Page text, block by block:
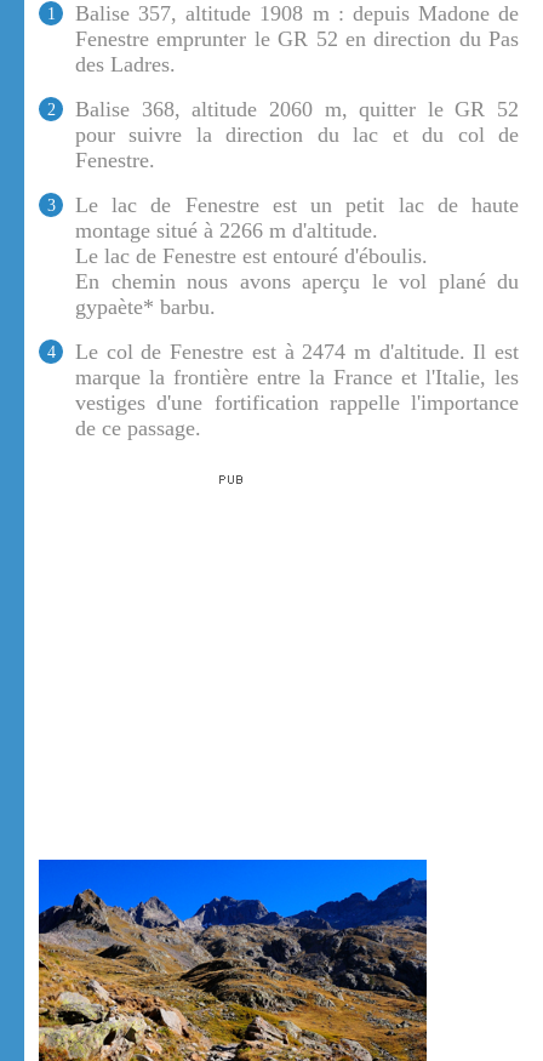
1
Balise 357, altitude 1908 m : depuis Madone de
Fenestre emprunter le GR 52 en direction du Pas
des Ladres.
2
Balise 368, altitude 2060 m, quitter le GR 52
pour suivre la direction du lac et du col de
Fenestre.
3
Le lac de Fenestre est un petit lac de haute
montage situé à 2266 m d'altitude.
Le lac de Fenestre est entouré d'éboulis.
En chemin nous avons aperçu le vol plané du
gypaète* barbu.
4
Le col de Fenestre est à 2474 m d'altitude. Il est
marque la frontière entre la France et l'Italie, les
vestiges d'une fortification rappelle l'importance
de ce passage.